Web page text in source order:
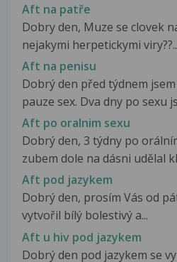
Aft na patře
Dobry den, Muze se clovek
nejakymi herpetickymi
Aft na penisu
Dobrý den před týdnem
pauze sex. Dva dny po sexu
Aft po oralnim sexu
Dobrý den, 3 týdny po
zubem dole na dásni udělal
Aft pod jazykem
Dobrý den, prosím Vás od
vytvořil bílý bolestivý a...
Aft u hiv pod jazykem
Dobrý den pod jazykem se